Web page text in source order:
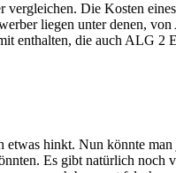
Die Kosten
liegen unter denen,
enthalten, die auch ALG 2
etwas hinkt. Nun könnte
Es gibt natürlich